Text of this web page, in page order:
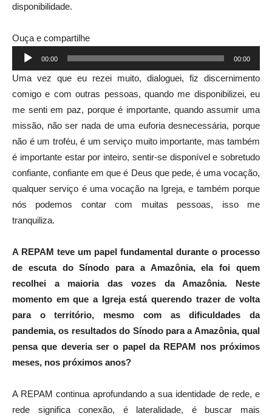
disponibilidade.
Ouça e compartilhe
Tocador
de
áudio
00:00 00:00
Uma vez que eu rezei muito, dialoguei, fiz discernimento
comigo e com outras pessoas, quando me disponibilizei, eu
me senti em paz, porque é importante, quando assumir uma
missão, não ser nada de uma euforia desnecessária, porque
não é um troféu, é um serviço muito importante, mas também
é importante estar por inteiro, sentir-se disponível e sobretudo
confiante, confiante em que é Deus que pede, é uma vocação,
qualquer serviço é uma vocação na Igreja, e também porque
nós podemos contar com muitas pessoas, isso me
tranquiliza.
A REPAM teve um papel fundamental durante o processo
de escuta do Sínodo para a Amazônia, ela foi quem
recolhei a maioria das vozes da Amazônia. Neste
momento em que a Igreja está querendo trazer de volta
para o território, mesmo com as dificuldades da
pandemia, os resultados do Sínodo para a Amazônia, qual
pensa que deveria ser o papel da REPAM nos próximos
meses, nos próximos anos?
A REPAM continua aprofundando a sua identidade de rede, e
rede significa conexão, é lateralidade, é buscar mais